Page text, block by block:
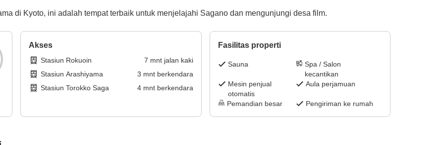
di Kyoto, ini adalah tempat terbaik untuk menjelajahi Sagano dan mengunjungi desa film.
Akses
Stasiun Rokuoin 7 mnt jalan kaki
Stasiun Arashiyama
3 mnt berkendara
Stasiun Torokko Saga
4mnt berkendara
Fasilitas properti
Sauna
Spa / Salon
kecantikan
Mesin penjual
otomatis
Aula perjamuan
Pemandian besar Pengiriman ke rumah